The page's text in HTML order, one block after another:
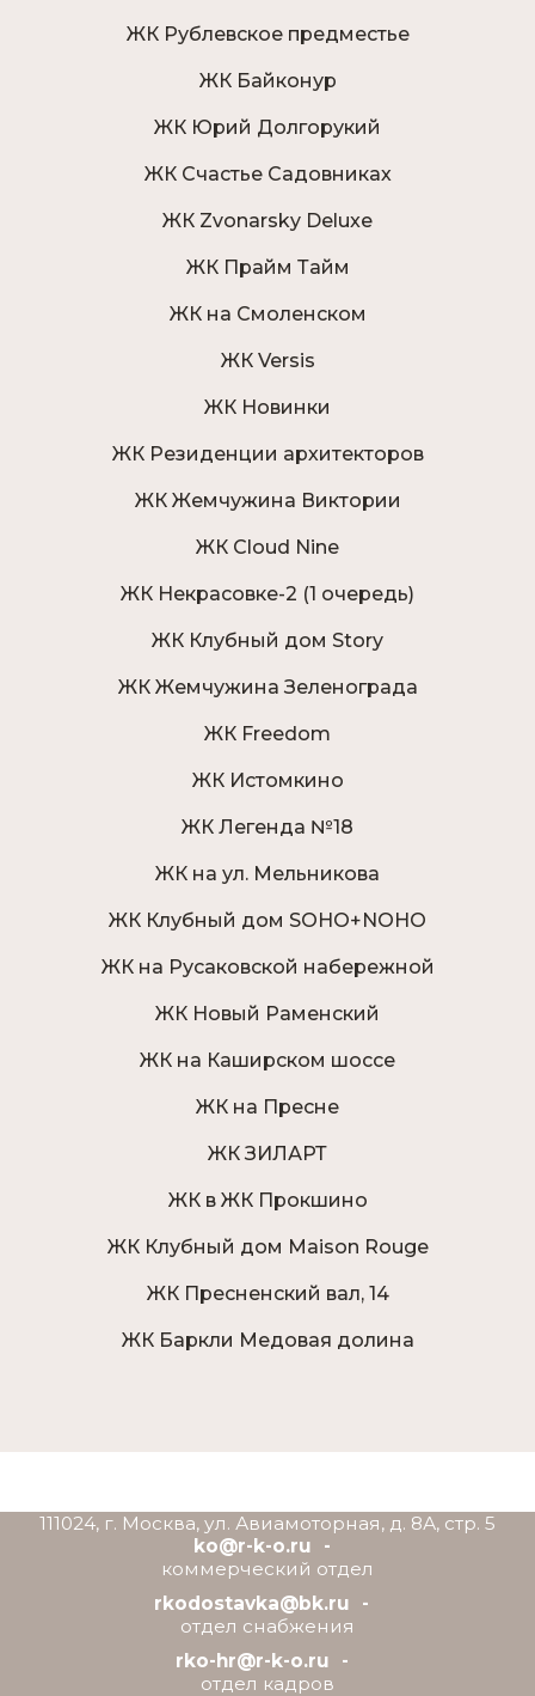
ЖК Рублевское предместье
ЖК Байконур
ЖК Юрий Долгорукий
ЖК Счастье Садовниках
ЖК Zvonarsky Deluxe
ЖК Прайм Тайм
ЖК на Смоленском
ЖК Versis
ЖК Новинки
ЖК Резиденции архитекторов
ЖК Жемчужина Виктории
ЖК Cloud Nine
ЖК Некрасовке-2 (1 очередь)
ЖК Клубный дом Story
ЖК Жемчужина Зеленограда
ЖК Freedom
ЖК Истомкино
ЖК Легенда №18
ЖК на ул. Мельникова
ЖК Клубный дом SOHO+NOHO
ЖК на Русаковской набережной
ЖК Новый Раменский
ЖК на Каширском шоссе
ЖК на Пресне
ЖК ЗИЛАРТ
ЖК в ЖК Прокшино
ЖК Клубный дом Maison Rouge
ЖК Пресненский вал, 14
ЖК Баркли Медовая долина
111024, г. Москва, ул. Авиамоторная, д. 8А, стр. 5
ko@r-k-o.ru
коммерческий отдел
rkodostavka@bk.ru
отдел снабжения
rko-hr@r-k-o.ru
отдел кадров